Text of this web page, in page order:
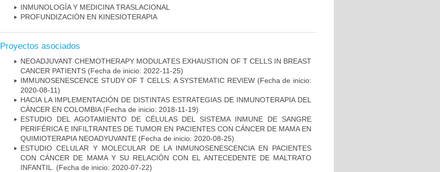
INMUNOLOGÍA Y MEDICINA TRASLACIONAL
PROFUNDIZACIÓN EN KINESIOTERAPIA
Proyectos asociados
NEOADJUVANT CHEMOTHERAPY MODULATES EXHAUSTION OF T CELLS IN BREAST
CANCER PATIENTS (Fecha de inicio: 2022-11-25)
IMMUNOSENESCENCE STUDY OF T CELLS: A SYSTEMATIC REVIEW (Fecha de inicio:
2020-08-11)
HACIA LA IMPLEMENTACIÓN DE DISTINTAS ESTRATEGIAS DE INMUNOTERAPIA DEL
CÁNCER EN COLOMBIA(Fecha de inicio: 2018-11-19)
ESTUDIO DEL AGOTAMIENTO DE CÉLULAS DEL SISTEMA INMUNE DE SANGRE
PERIFÉRICA E INFILTRANTES DE TUMOR EN PACIENTES CON CÁNCER DE MAMA EN
QUIMIOTERAPIA NEOADYUVANTE (Fecha de inicio: 2020-08-25)
ESTUDIO CELULAR Y MOLECULAR DE LA INMUNOSENESCENCIA EN PACIENTES
CON CÁNCER DE MAMA Y SU RELACIÓN CON EL ANTECEDENTE DE MALTRATO
INFANTIL.
(Fecha de inicio: 2020-07-22)